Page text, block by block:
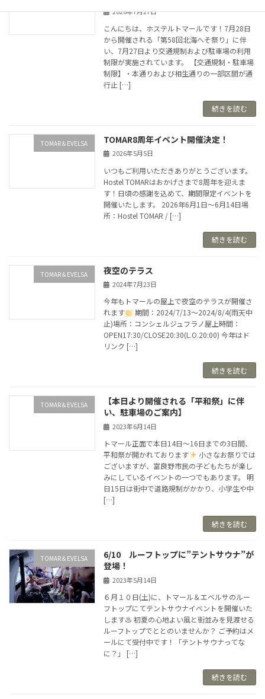
2026年7月27日
こんにちは、ホステルトマールです！7月28日
から開催される「第58回北海へそ祭り」に伴
い、7月27日より交通規制および駐車場の利用
制限が実施されています。 【交通規制・駐車場
制限】・本通りおよび相生通りの一部区間が通
行止 […]
続きを読む
TOMAR＆EVELSA TOMAR8周年イベント開催決定！
2026年5月5日
いつもご利用いただきありがとうございます。
Hostel TOMARはおかげさまで8周年を迎えま
す！日頃の感謝を込めて、期間限定イベントを
開催いたします。 2026年6月1日～6月14日場
所：Hostel TOMAR / […]
続きを読む
TOMAR＆EVELSA 夜空のテラス
2024年7月23日
今年もトマールの屋上で夜空のテラスが開催さ
れます
期間：2024/7/13〜2024/8/4(雨天中
止)場所：コンシェルジュフラノ屋上時間：
OPEN17:30/CLOSE20:30(L.O.20:00) 今年はド
リンク […]
続きを読む
TOMAR＆EVELSA
【本日より開催される「平和祭」に伴
い、駐車場のご案内】
2023年6月14日
トマール正面で本日14日～16日までの3日間、
平和祭が開かれております
小さなお祭りでは
ございますが、富良野市民の子どもたちが楽し
みにしているイベントの一つでもあります。 明
日15日は街中で道路規制がかかり、小学生や中
[…]
続きを読む
TOMAR＆EVELSA
6/10 ルーフトップに”テントサウナ”が
登場！
2023年5月14日
６月１０日(土)に、トマール＆エベルサのルー
フトップにてテントサウナイベントを開催いた
します♨ 初夏の心地よい風と街並みを見渡せる
ルーフトップでととのいませんか？ ご予約はメ
ールにて受付中です！「テントサウナってな
に？」 […]
続きを読む